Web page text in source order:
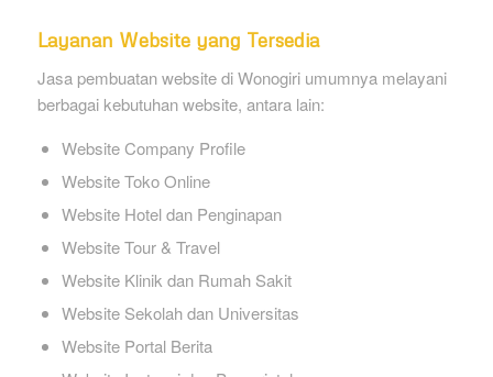
Layanan Website yang Tersedia
Jasa pembuatan website di Wonogiri umumnya melayani
berbagai kebutuhan website, antara lain:
Website Company Profile
Website Toko Online
Website Hotel dan Penginapan
Website Tour & Travel
Website Klinik dan Rumah Sakit
Website Sekolah dan Universitas
Website Portal Berita